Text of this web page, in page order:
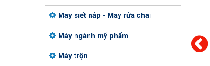
Máy siết nắp - Máy rửa chai
Máy ngành mỹ phẩm
Máy trộn